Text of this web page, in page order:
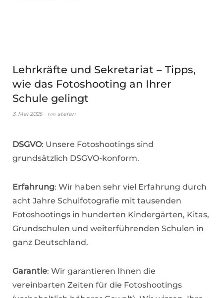
Lehrkräfte und Sekretariat – Tipps,
wie das Fotoshooting an Ihrer
Schule gelingt
3. Mai 2025 von stefan
DSGVO: Unsere Fotoshootings sind
grundsätzlich DSGVO-konform.
Erfahrung: Wir haben sehr viel Erfahrung durch
acht Jahre Schulfotografie mit tausenden
Fotoshootings in hunderten Kindergärten, Kitas,
Grundschulen und weiterführenden Schulen in
ganz Deutschland.
Garantie: Wir garantieren Ihnen die
vereinbarten Zeiten für die Fotoshootings